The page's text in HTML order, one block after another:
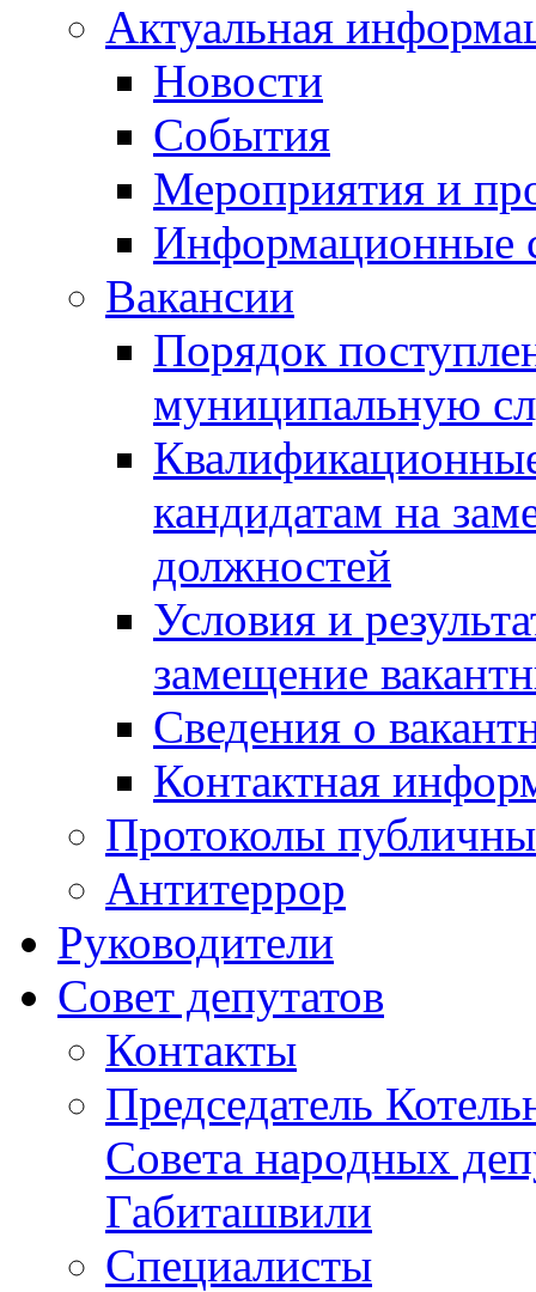
Актуальная
Новости
События
Мероприятия и
Информационные
Вакансии
Порядок
муниципальную
кандидатам на
должностей
Условия и
замещение
Сведения о
Контактная
Протоколы
Антитеррор
Руководители
Совет депутатов
Контакты
Председатель
Совета народных
Габиташвили
Специалисты